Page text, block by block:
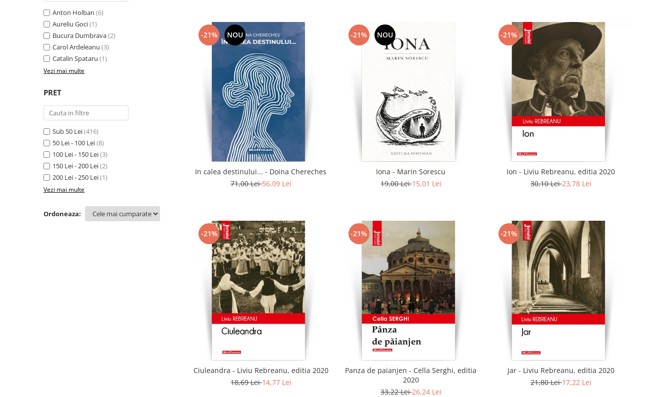
Publicistica / Reportaje / Interviuri
Stiinte umaniste
Sociologie si filozofie
Anton Holban (6)
Aureliu Goci(1)
Bucura Dumbrava(2)
Carol Ardeleanu (3)
Catalin Spataru (1)
Vezi mai multe
PRET
Sub 50 Lei(416)
50 Lei - 100 Lei(8)
100 Lei - 150 Lei(3)
150 Lei - 200 Lei(2)
200 Lei - 250 Lei(1)
Vezi mai multe
Ordoneaza:
-21% NOU
In calea destinului... - Doina Chereches
71,00 Lei56,09 Lei
-21% NOU
Iona - Marin Sorescu
19,00 Lei15,01 Lei
-21%
Ion - Liviu Rebreanu, editia 2020
30,10 Lei23,78 Lei
-21%
Ciuleandra - Liviu Rebreanu, editia 2020
18,69 Lei14,77 Lei
-21%
Panza de paianjen - Cella Serghi, editia
2020
33,22 Lei26,24 Lei
-21%
Jar - Liviu Rebreanu, editia 2020
21,80 Lei17,22 Lei